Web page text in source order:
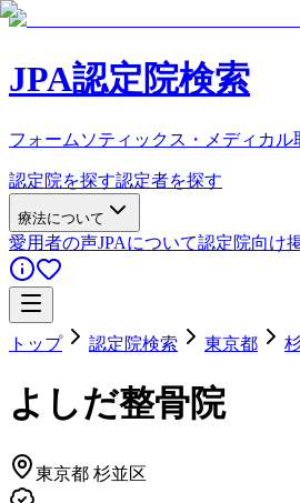
JPA認定院検索
フォームソティックス・メディカル
認定院を探す認定者を探す
療法について
愛用者の声JPAについて認定院向け
トップ 認定院検索 東京都
よしだ整骨院
東京都 杉並区